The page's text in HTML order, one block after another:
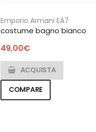
Emporio Armani EA7
costume bagno bianco
49,00€
ACQUISTA
COMPARE